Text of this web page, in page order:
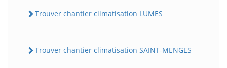
Trouver chantier climatisation LUMES
Trouver chantier climatisation SAINT-MENGES